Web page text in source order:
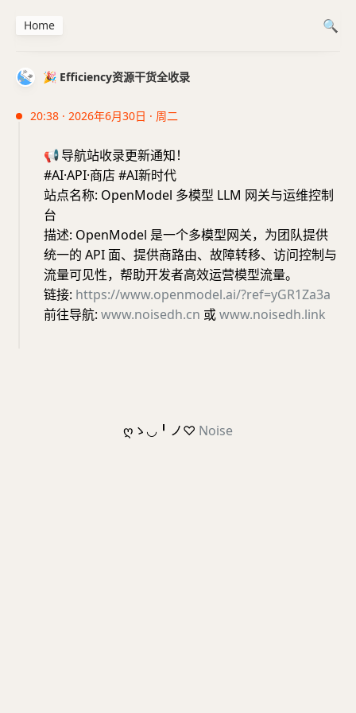
🎉 Efficiency资源干货全收录
20:38 · 2026年6月30日 · 周二
📢导航站收录更新通知！
#AI·API·商店 #AI新时代
站点名称: OpenModel 多模型 LLM 网关与运维控制
台
描述: OpenModel 是一个多模型网关，为团队提供
统一的 API 面、提供商路由、故障转移、访问控制与
流量可见性，帮助开发者高效运营模型流量。
链接: https://www.openmodel.ai/?ref=yGR1Za3a
前往导航: www.noisedh.cn 或www.noisedh.link
Home
ღゝ◡╹ノ♡ Noise